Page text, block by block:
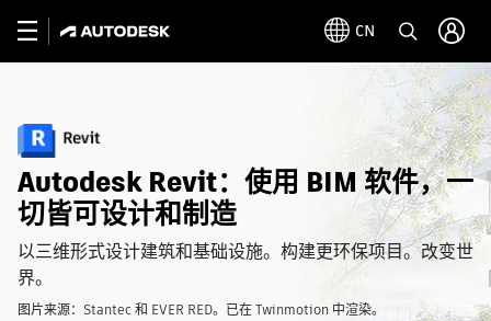
CN
Autodesk Revit：使用 BIM 软件，一
切皆可设计和制造
以三维形式设计建筑和基础设施。构建更环保项目。改变世
界。
图片来源：Stantec 和 EVER RED。已在 Twinmotion 中渲染。